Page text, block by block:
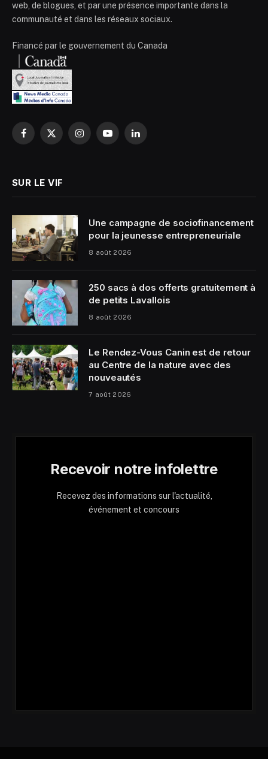
web, de blogues, et par une présence importante dans la
communauté et dans les réseaux sociaux.
Financé par le gouvernement du Canada
Facebook
X
InstagramYouTubeLinkedIn
SUR LE VIF
Une campagne de sociofinancement
pour la jeunesse entrepreneuriale
8 août 2026
250 sacs à dos offerts gratuitement à
de petits Lavallois
8 août 2026
Le Rendez-Vous Canin est de retour
au Centre de la nature avec des
nouveautés
7 août 2026
Recevoir notre infolettre
Recevez des informations sur l'actualité,
événement et concours